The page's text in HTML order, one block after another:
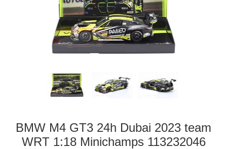
BMW M4 GT3 24h Dubai 2023 team
WRT 1:18 Minichamps 113232046